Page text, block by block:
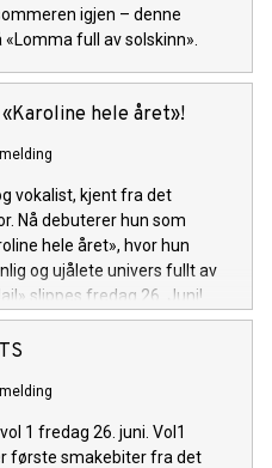
igjen – denne
full av solskinn».
hele året»!
vokalist, kjent fra det
Nå debuterer hun som
hele året», hvor hun
og ujålete univers fullt av
slippes fredag 26. Juni!
1 fredag 26. juni. Vol1
første smakebiter fra det